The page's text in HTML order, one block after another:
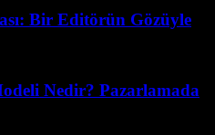
Bir Editörün Gözüyle
Nedir? Pazarlamada